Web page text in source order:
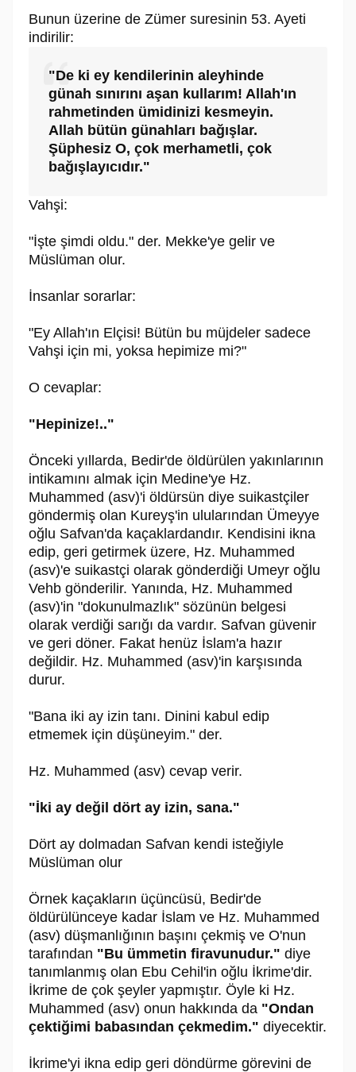
Bunun üzerine de Zümer suresinin 53. Ayeti
indirilir:
"De ki ey kendilerinin aleyhinde
günah sınırını aşan kullarım! Allah'ın
rahmetinden ümidinizi kesmeyin.
Allah bütün günahları bağışlar.
Şüphesiz O, çok merhametli, çok
bağışlayıcıdır."
Vahşi:
"İşte şimdi oldu." der. Mekke'ye gelir ve
Müslüman olur.
İnsanlar sorarlar:
"Ey Allah'ın Elçisi! Bütün bu müjdeler sadece
Vahşi için mi, yoksa hepimize mi?"
O cevaplar:
"Hepinize!.."
Önceki yıllarda, Bedir'de öldürülen yakınlarının
intikamını almak için Medine'ye Hz.
Muhammed (asv)'i öldürsün diye suikastçiler
göndermiş olan Kureyş'in ulularından Ümeyye
oğlu Safvan'da kaçaklardandır. Kendisini ikna
edip, geri getirmek üzere, Hz. Muhammed
(asv)'e suikastçi olarak gönderdiği Umeyr oğlu
Vehb gönderilir. Yanında, Hz. Muhammed
(asv)'in "dokunulmazlık" sözünün belgesi
olarak verdiği sarığı da vardır. Safvan güvenir
ve geri döner. Fakat henüz İslam'a hazır
değildir. Hz. Muhammed (asv)'in karşısında
durur.
"Bana iki ay izin tanı. Dinini kabul edip
etmemek için düşüneyim." der.
Hz. Muhammed (asv) cevap verir.
"İki ay değil dört ay izin, sana."
Dört ay dolmadan Safvan kendi isteğiyle
Müslüman olur
Örnek kaçakların üçüncüsü, Bedir'de
öldürülünceye kadar İslam ve Hz. Muhammed
(asv) düşmanlığının başını çekmiş ve O'nun
tarafından "Bu ümmetin firavunudur." diye
tanımlanmış olan Ebu Cehil'in oğlu İkrime'dir.
İkrime de çok şeyler yapmıştır. Öyle ki Hz.
Muhammed (asv) onun hakkında da "Ondan
çektiğimi babasından çekmedim." diyecektir.
İkrime'yi ikna edip geri döndürme görevini de